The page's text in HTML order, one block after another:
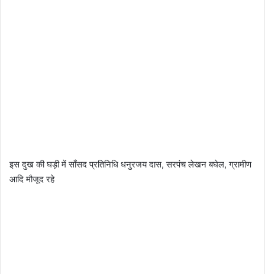
इस दुख की घड़ी में साँसद प्रतिनिधि धनुरजय दास, सरपंच लेखन बघेल, ग्रामीण
आदि मौजूद रहे